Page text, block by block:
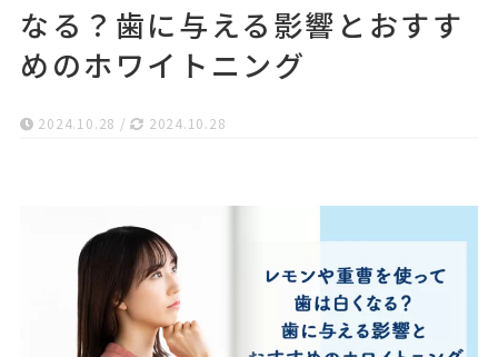
なる？歯に与える影響とおすす
めのホワイトニング
2024.10.28 / 2024.10.28